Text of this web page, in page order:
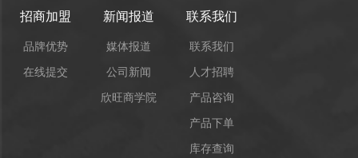
招商加盟
品牌优势
在线提交
新闻报道
媒体报道
公司新闻
欣旺商学院
联系我们
联系我们
人才招聘
产品咨询
产品下单
库存查询